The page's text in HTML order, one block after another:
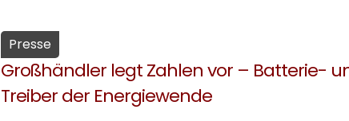
Presse
Großhändler legt Zahlen vor – Batterie-
Treiber der Energiewende